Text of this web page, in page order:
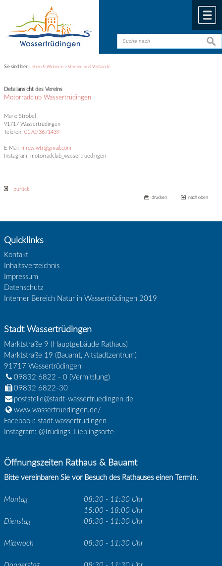
Sie sind hier: Leben & Wohnen >Vereine und Verbände
Detailansicht des Vereins
Motorradclub Wassertrüdingen
Mario Strobel
91717 Wassertrüdingen
Telefon:0170/3671439
E-Mail: mrcw.wtr@gmail.com
Instagram: motorradclub_wassertruedingen
zurück
drucken nach oben
Quicklinks
Kontakt
Inhaltsverzeichnis
Impressum
Datenschutz
Interner Bereich Natur in Wassertrüdingen 2019
Stadt Wassertrüdingen
Marktstraße 9 (Hauptgebäude Rathaus)
Marktstraße 19 (Bauamt, Altstadtzentrum)
91717 Wassertrüdingen
09832 6822 - 0(Vermittlung)
09832 6822-30
poststelle@stadt-wassertruedingen.de
www.wassertruedingen.de/
Facebook: stadt.wassertrudingen
Instagram: @Trüdings_Lieblingsorte
Öffnungszeiten Rathaus & Bauamt
Bitte vereinbaren Sie vor Besuch des Rathauses einen Termin.
Montag
08:30 - 11:30 Uhr
15:00 - 18:00 Uhr
Dienstag
08:30 - 11:30 Uhr
Mittwoch 08:30 - 11:30 Uhr